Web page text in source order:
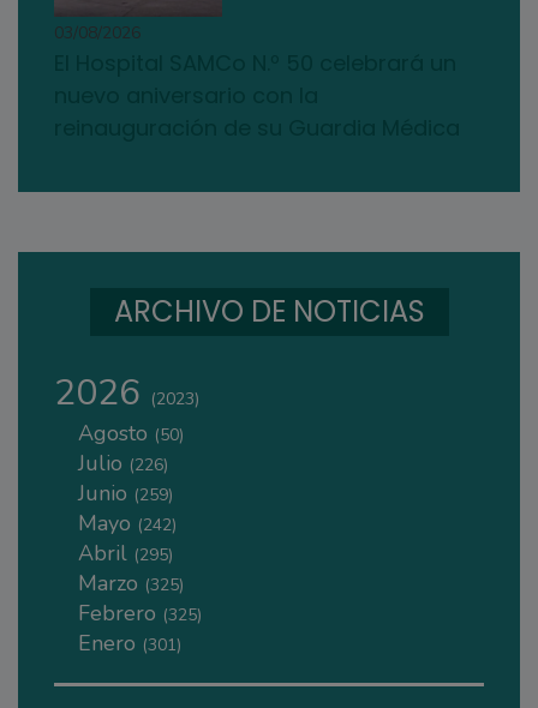
03/08/2026
ARCHIVO DE NOTICIAS
2026 (2023)
Agosto (50)
Julio (226)
Junio (259)
Mayo (242)
Abril (295)
Marzo (325)
Febrero (325)
Enero (301)